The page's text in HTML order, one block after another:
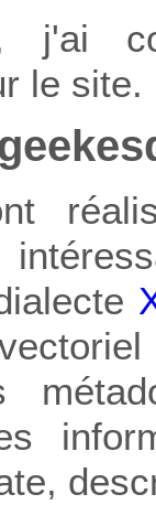
j'ai
le site.